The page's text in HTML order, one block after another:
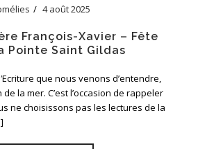
4 août 2025
François-Xavier – Fête
Pointe Saint Gildas
que nous venons d’entendre,
la mer. C’est l’occasion de rappeler
ne choisissons pas les lectures de la